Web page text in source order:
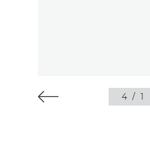
1
/
4